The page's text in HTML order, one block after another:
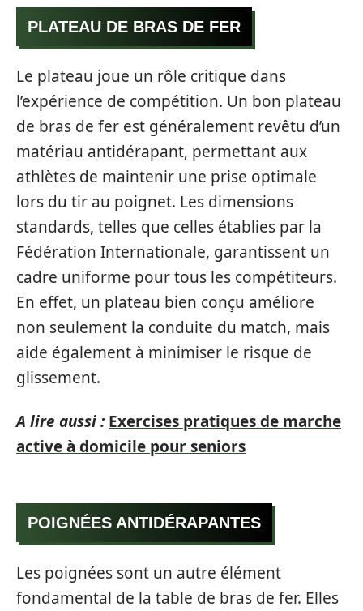
PLATEAU DE BRAS DE FER
Le plateau joue un rôle critique dans
l’expérience de compétition. Un bon plateau
de bras de fer est généralement revêtu d’un
matériau antidérapant, permettant aux
athlètes de maintenir une prise optimale
lors du tir au poignet. Les dimensions
standards, telles que celles établies par la
Fédération Internationale, garantissent un
cadre uniforme pour tous les compétiteurs.
En effet, un plateau bien conçu améliore
non seulement la conduite du match, mais
aide également à minimiser le risque de
glissement.
A lire aussi : Exercises pratiques de marche
active à domicile pour seniors
POIGNÉES ANTIDÉRAPANTES
Les poignées sont un autre élément
fondamental de la table de bras de fer. Elles